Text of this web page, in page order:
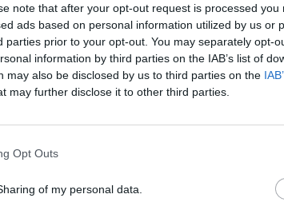
note that after your opt-out request is processed you
ads based on personal information utilized by us or
parties prior to your opt-out. You may separately opt-
information by third parties on the IAB’s list of
may also be disclosed by us to third parties on the
may further disclose it to other third parties.
Opt Outs
of my personal data.
Nortada Kite Fest vai ser o
Integrado no circuito Nortada
e o Parque Radical de